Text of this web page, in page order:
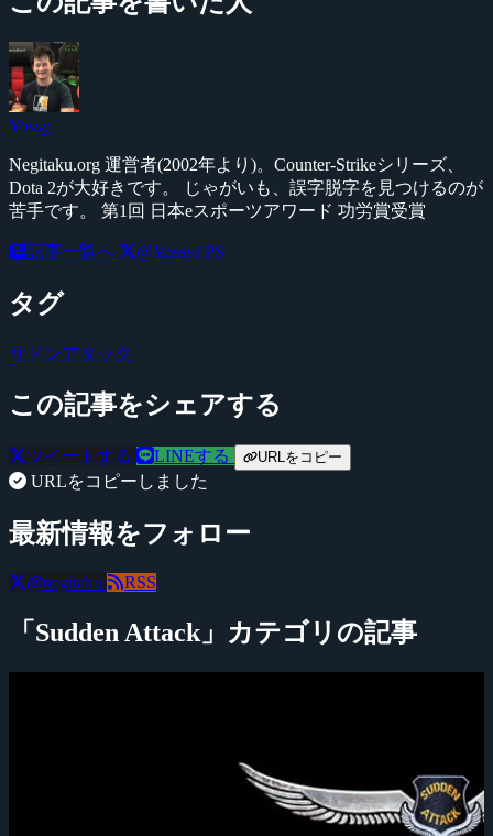
Yossy
Negitaku.org 運営者(2002年より)。Counter-Strikeシリーズ、
Dota 2が大好きです。 じゃがいも、誤字脱字を見つけるのが
苦手です。 第1回 日本eスポーツアワード 功労賞受賞
記事一覧へ @YossyFPS
タグ
サドンアタック
この記事をシェアする
ツイートする LINEする URLをコピー
URLをコピーしました
最新情報をフォロー
@negitaku RSS
「Sudden Attack」カテゴリの記事